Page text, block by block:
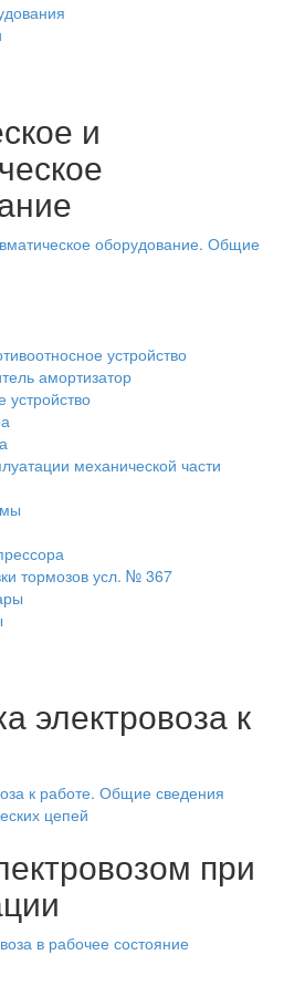
и
оборудование. Общие
устройство
амортизатор
устройство
механической части
тормозов усл. № 367
электровоза к
к работе. Общие сведения
цепей
при
в рабочее состояние